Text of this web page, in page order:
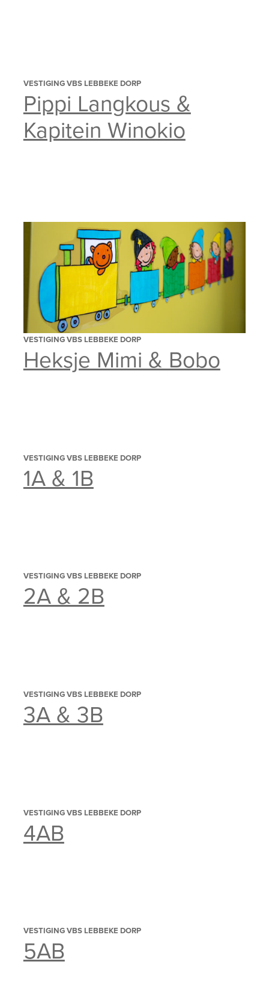
Pippi Langkous &
Kapitein Winokio
VESTIGING VBS LEBBEKE DORP
Heksje Mimi & Bobo
VESTIGING VBS LEBBEKE DORP
1A & 1B
VESTIGING VBS LEBBEKE DORP
2A & 2B
VESTIGING VBS LEBBEKE DORP
3A & 3B
VESTIGING VBS LEBBEKE DORP
4AB
VESTIGING VBS LEBBEKE DORP
5AB
VESTIGING VBS LEBBEKE DORP